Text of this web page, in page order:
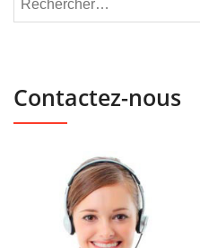
Contactez-nous